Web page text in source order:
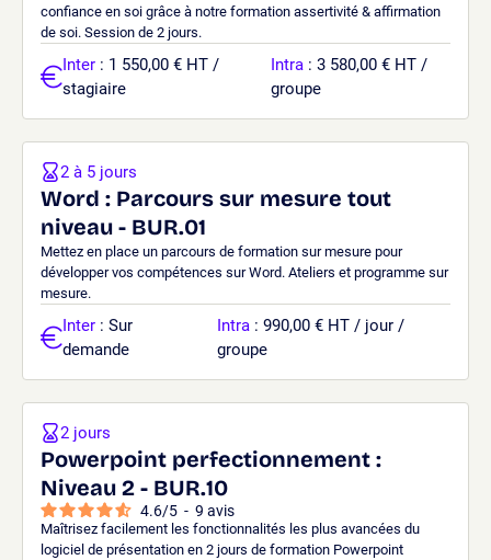
confiance en soi grâce à notre formation assertivité & affirmation
de soi. Session de 2 jours.
Inter : 1 550,00 € HT /
stagiaire
Intra : 3 580,00 € HT /
groupe
Word : Parcours sur mesure tout
niveau - BUR.01
Mettez en place un parcours de formation sur mesure pour
développer vos compétences sur Word. Ateliers et programme sur
mesure.
2 à 5 jours
Inter : Sur
demande
Intra: 990,00 € HT / jour /
groupe
Powerpoint perfectionnement :
Niveau 2 - BUR.10
4.6/5 - 9 avis
Maîtrisez facilement les fonctionnalités les plus avancées du
logiciel de présentation en 2 jours de formation Powerpoint
2 jours